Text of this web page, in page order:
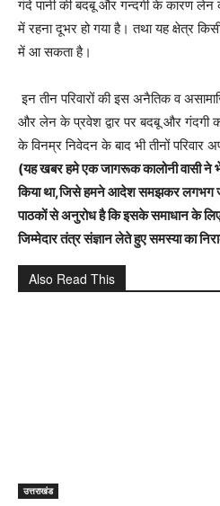
गंदे पानी की बदबू और गन्दगी के कारण लेन
में रहना दूभर हो गया है। तथा यह क्षेत्र
में आ सकता है।
इन तीन परिवारों की इस अनैतिक व
और लेन के प्रवेश द्वार पर बदबू और गंदगी
के विनम्र निवेदन के बाद भी तीनों परिवार
(यह खबर हमे एक जागरूक कालोनी वासी
किया था,जिसे हमने आदेश समझकर लगभग
पाठकों से अनुरोध है कि इसके समाधान के
जिम्मेदार तंत्र संज्ञान लेते हुए समस्या का
Also Read This
उत्तराखंड